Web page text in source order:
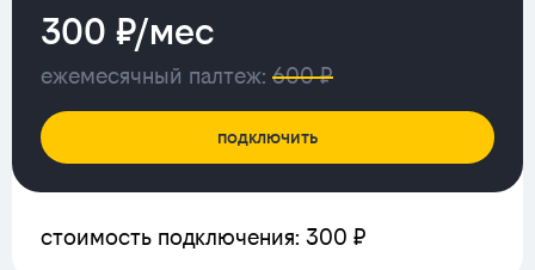
300 ₽/мес
ежемесячный палтеж: 600 ₽
подключить
стоимость подключения: 300 ₽